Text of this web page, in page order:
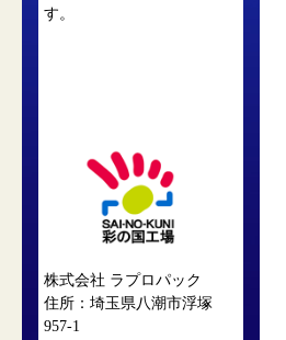
す。
株式会社 ラプロパック
住所：埼玉県八潮市浮塚
957-1